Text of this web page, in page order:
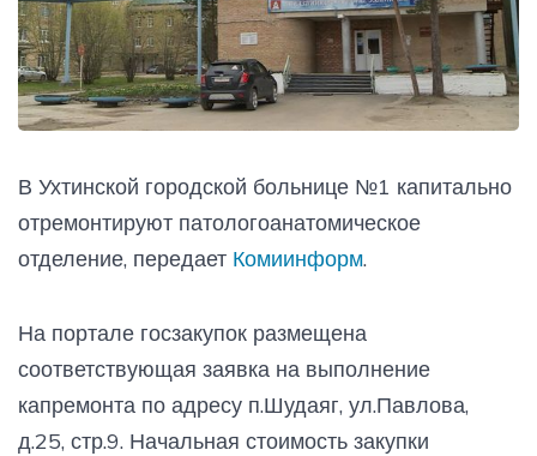
В Ухтинской городской больнице №1 капитально
отремонтируют патологоанатомическое
отделение, передает Комиинформ.
На портале госзакупок размещена
соответствующая заявка на выполнение
капремонта по адресу п.Шудаяг, ул.Павлова,
д.25, стр.9. Начальная стоимость закупки